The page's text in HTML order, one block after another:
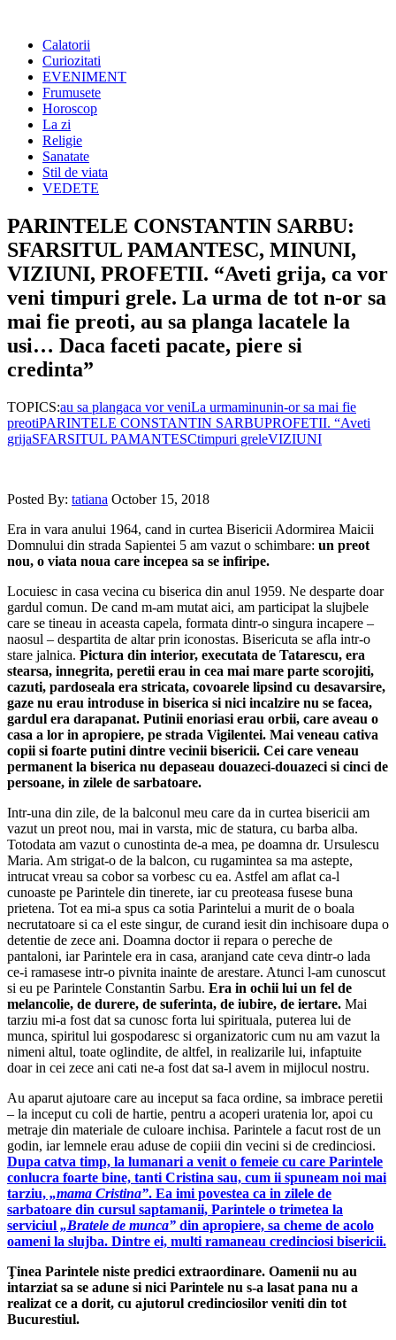
Calatorii
Curiozitati
EVENIMENT
Frumusete
Horoscop
La zi
Religie
Sanatate
Stil de viata
VEDETE
PARINTELE CONSTANTIN SARBU:
SFARSITUL PAMANTESC, MINUNI,
VIZIUNI, PROFETII. “Aveti grija, ca vor
veni timpuri grele. La urma de tot n-or sa
mai fie preoti, au sa planga lacatele la
usi… Daca faceti pacate, piere si
credinta”
TOPICS:au sa plangaca vor veniLa urmaminunin-or sa mai fie
preotiPARINTELE CONSTANTIN SARBUPROFETII. “Aveti
grijaSFARSITUL PAMANTESCtimpuri greleVIZIUNI
Posted By: tatiana October 15, 2018
Era in vara anului 1964, cand in curtea Bisericii Ador­mirea Maicii
Domnului din strada Sapientei 5 am vazut o schimbare: un preot
nou, o viata noua care incepea sa se infiripe.
Locuiesc in casa vecina cu biserica din anul 1959. Ne desparte doar
gardul comun. De cand m-am mutat aici, am participat la slujbele
care se tineau in aceasta capela, formata dintr-o singura incapere –
naosul – despartita de altar prin iconostas. Bisericuta se afla intr-o
stare jalnica. Pictura din interior, executata de Tatarescu, era
stearsa, innegrita, peretii erau in cea mai mare parte scorojiti,
cazuti, pardoseala era stricata, covoarele lipsind cu desavarsire,
gaze nu erau intro­duse in biserica si nici incalzire nu se facea,
gardul era darapa­nat. Putinii enoriasi erau orbii, care aveau o
casa a lor in apropiere, pe strada Vigilentei. Mai veneau cativa
copii si foarte putini dintre vecinii bisericii. Cei care veneau
perma­nent la biserica nu depaseau douazeci-douazeci si cinci de
persoane, in zilele de sarbatoare.
Intr-una din zile, de la balconul meu care da in curtea bisericii am
vazut un preot nou, mai in varsta, mic de statura, cu barba alba.
Totodata am vazut o cunostinta de-a mea, pe doamna dr. Ursulescu
Maria. Am strigat-o de la balcon, cu rugamintea sa ma astepte,
intrucat vreau sa cobor sa vorbesc cu ea. Astfel am aflat ca-l
cunoaste pe Parintele din tinerete, iar cu preoteasa fusese buna
prietena. Tot ea mi-a spus ca sotia Parintelui a murit de o boala
necrutatoare si ca el este singur, de curand iesit din inchisoare dupa o
detentie de zece ani. Doamna doctor ii repara o pereche de
pantaloni, iar Parintele era in casa, aranjand cate ceva dintr-o lada
ce-i ramasese intr-o pivnita inainte de arestare. Atunci l-am cunos­cut
si eu pe Parintele Constantin Sarbu. Era in ochii lui un fel de
melancolie, de durere, de suferinta, de iubire, de iertare. Mai
tarziu mi-a fost dat sa cunosc forta lui spirituala, puterea lui de
munca, spiritul lui gospodaresc si organizatoric cum nu am vazut la
nimeni altul, toate oglindite, de altfel, in rea­lizarile lui, infaptuite
doar in cei zece ani cati ne-a fost dat sa-l avem in mijlocul nostru.
Au aparut ajutoare care au inceput sa faca ordine, sa imbrace peretii
– la inceput cu coli de hartie, pentru a acoperi uratenia lor, apoi cu
metraje din materiale de culoare inchisa. Parintele a facut rost de un
godin, iar lemnele erau aduse de copiii din vecini si de credinciosi.
Dupa catva timp, la lu­manari a venit o femeie cu care Parintele
conlucra foarte bine, tanti Cristina sau, cum ii spuneam noi mai
tarziu, „mama Cristina”. Ea imi povestea ca in zilele de
sarbatoare din cursul saptamanii, Parintele o trimetea la
serviciul „Bratele de mun­ca” din apropiere, sa cheme de acolo
oameni la slujba. Dintre ei, multi ramaneau credinciosi bisericii.
Ţinea Parintele niste predici extraordinare. Oamenii nu au
intarziat sa se adune si nici Parintele nu s-a lasat pana nu a
realizat ce a dorit, cu ajutorul credinciosilor veniti din tot
Bucurestiul.